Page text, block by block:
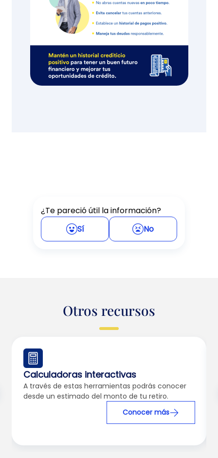
¿Te pareció útil la información?
Sí
No
Otros recursos
Calculadoras interactivas
A través de estas herramientas podrás conocer
desde un estimado del monto de tu retiro.
Conocer más